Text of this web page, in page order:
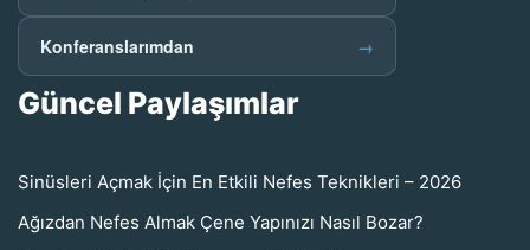
Konferanslarımdan →
Güncel Paylaşımlar
Sinüsleri Açmak İçin En Etkili Nefes Teknikleri – 2026
Ağızdan Nefes Almak Çene Yapınızı Nasıl Bozar?